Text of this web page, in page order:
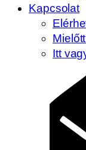
Kapcsolat
Itt